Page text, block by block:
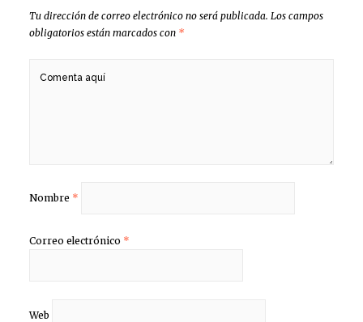
Tu dirección de correo electrónico no será publicada. Los campos
obligatorios están marcados con *
Nombre *
Correo electrónico *
Web